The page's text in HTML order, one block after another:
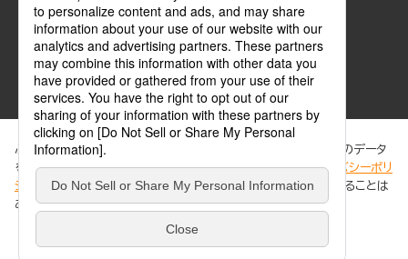
ABJマークは、この電子書店・電子書籍配信サービスが、著作権者からコンテンツ使用許諾を
得た正規版配信サービスであることを示す登録商標(登録番号 第6091713号)です。
ABJマークの詳細、ABJマークを掲示しているサービスの一覧はこちら。
ぶんか社が運営するサイトでは、利便性向上のためにCookie等のデータ
を使用しています。 当社のCookieについての詳細は、「プライバシーポリ
シー
」をご覧ください。当サイトでは、訪問者の個人情報を追跡することは
ありません。